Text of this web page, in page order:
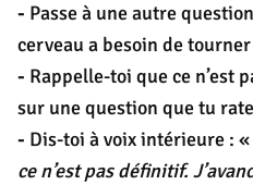
- Passe à une autre
cerveau a besoin de
- Rappelle-toi que ce n’est
sur une question que tu
- Dis-toi à voix intérieure : «
ce n’est pas définitif.